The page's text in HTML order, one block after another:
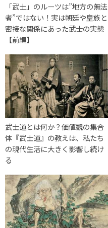
「武士」のルーツは”地方の無法
者”ではない！実は朝廷や皇族と
密接な関係にあった武士の実態
【前編】
武士道とは何か？価値観の集合
体『武士道』の教えは、私たち
の現代生活に大きく影響し続け
る